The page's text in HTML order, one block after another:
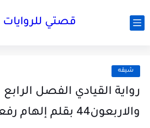
قصتي للروايات
شيقه
رواية القيادي الفصل الرابع
والاربعون44 بقلم إلهام رفعت